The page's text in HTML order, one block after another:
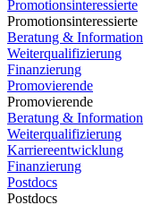
Promotionsinteressierte
Promotionsinteressierte
Beratung & Information
Weiterqualifizierung
Finanzierung
Promovierende
Promovierende
Beratung & Information
Weiterqualifizierung
Karriereentwicklung
Finanzierung
Postdocs
Postdocs